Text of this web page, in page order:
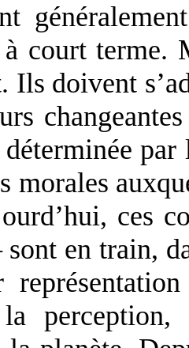
court terme.
Ils doivent
morales
ces
en train,
perception,